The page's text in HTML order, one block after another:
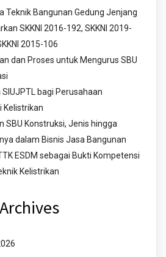
Teknik Bangunan Gedung Jenjang
SKKNI 2016-192, SKKNI 2019-
2015-106
dan Proses untuk Mengurus SBU
SIUJPTL bagi Perusahaan
Kelistrikan
SBU Konstruksi, Jenis hingga
dalam Bisnis Jasa Bangunan
ESDM sebagai Bukti Kompetensi
Kelistrikan
Archives